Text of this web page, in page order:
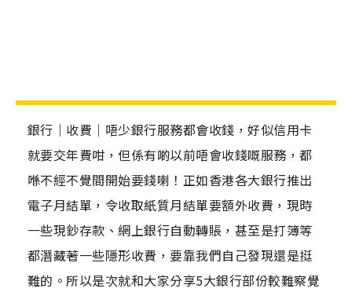
銀行｜收費｜唔少銀行服務都會收錢，好似信用卡
就要交年費咁，但係有啲以前唔會收錢嘅服務，都
喺不經不覺間開始要錢喇！正如香港各大銀行推出
電子月結單，令收取紙質月結單要額外收費，現時
一些現鈔存款、網上銀行自動轉賬，甚至是打簿等
都潛藏著一些隱形收費，要靠我們自己發現還是挺
難的。所以是次就和大家分享5大銀行部份較難察覺